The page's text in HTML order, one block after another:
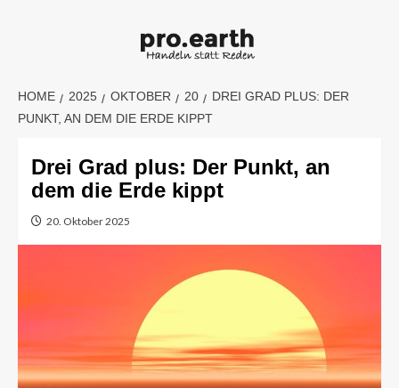
HOME 2025 OKTOBER 20
DREI GRAD PLUS: DER
PUNKT, AN DEM DIE ERDE KIPPT
Drei Grad plus: Der Punkt, an
dem die Erde kippt
20. Oktober 2025